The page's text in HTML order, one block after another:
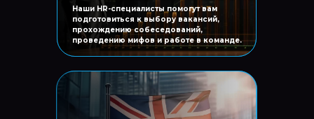
Наши HR-специалисты помогут вам
подготовиться к выбору вакансий,
прохождению собеседований,
проведению мифов и работе в команде.